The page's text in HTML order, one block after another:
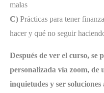
malas
C) Prácticas para tener
hacer y qué no seguir
Después de ver el curso, se
personalizada vía zoom, de
inquietudes y ser